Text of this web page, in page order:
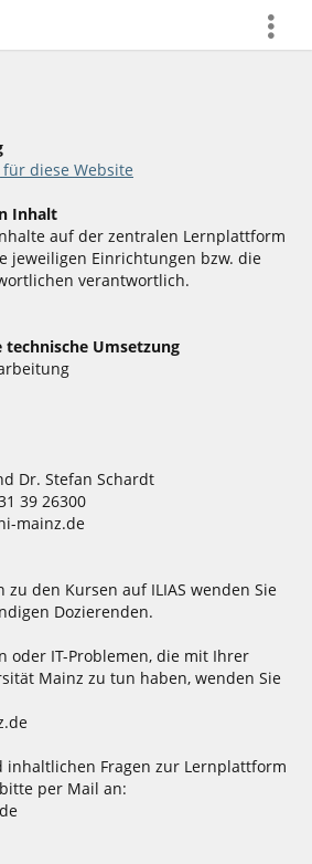
more
diese Website
Inhalt
auf der zentralen Lernplattform
jeweiligen Einrichtungen bzw. die
verantwortlich.
Umsetzung
Dr. Stefan Schardt
39 26300
mainz.de
zu den Kursen auf ILIAS wenden Sie
Dozierenden.
oder IT-Problemen, die mit Ihrer
Mainz zu tun haben, wenden Sie
inhaltlichen Fragen zur Lernplattform
per Mail an: